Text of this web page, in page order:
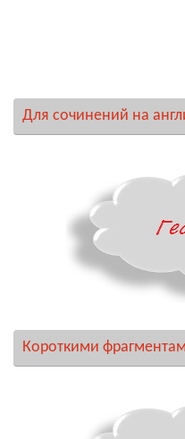
Для сочинений на
Короткими